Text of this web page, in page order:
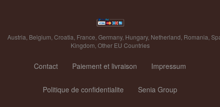
Austria Belgium Croatia France Germany, Hungary, Netherland Romania
Kingdom Other EU Countries
Contact Paiement et livraison Impressum
Politique de confidentialite Senia Group